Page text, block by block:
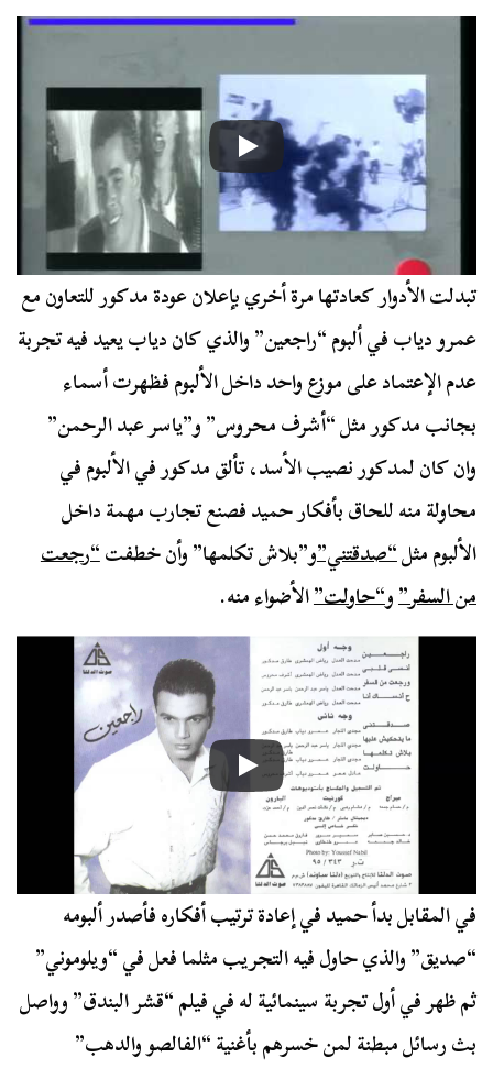
تبدلت الأدوار كعادتها مرة أخري بإعلان عودة مدكور للتعاون مع
عمرو دياب في ألبوم “راجعين” والذي كان دياب يعيد فيه تجربة
عدم الإعتماد على موزع واحد داخل الألبوم فظهرت أسماء
بجانب مدكور مثل “أشرف محروس” و”ياسر عبد الرحمن”
وان كان لمدكور نصيب الأسد، تألق مدكور في الألبوم في
محاولة منه للحاق بأفكار حميد فصنع تجارب مهمة داخل
الألبوم مثل“صدقتني”و”بلاش تكلمها” وأن خطفت“رجعت
من السفر”و“حاولت”الأضواء منه.
في المقابل بدأ حميد في إعادة ترتيب أفكاره فأصدر ألبومه
“صديق” والذي حاول فيه التجريب مثلما فعل في “ويلوموني”
ثم ظهر في أول تجربة سينمائية له في فيلم “قشر البندق” وواصل
بث رسائل مبطنة لمن خسرهم بأغنية “الفالصو والدهب”